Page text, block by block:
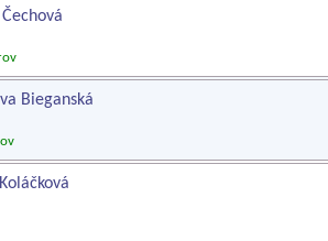
Bieganská